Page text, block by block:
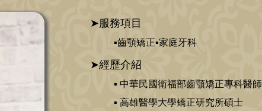
➤服務項目
▪齒顎矯正▪家庭牙科
➤經歷介紹
▪ 中華民國衛福部齒顎矯正專科醫師
▪ 高雄醫學大學矯正研究所碩士